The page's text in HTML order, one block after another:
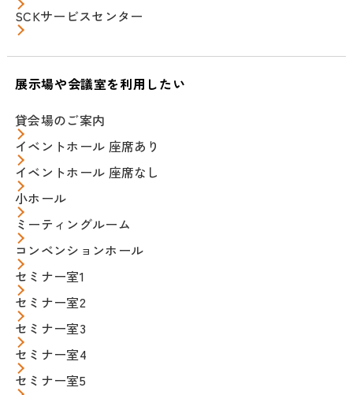
SCKサービスセンター
展示場や会議室を利用したい
貸会場のご案内
イベントホール 座席あり
イベントホール 座席なし
小ホール
ミーティングルーム
コンベンションホール
セミナー室1
セミナー室2
セミナー室3
セミナー室4
セミナー室5